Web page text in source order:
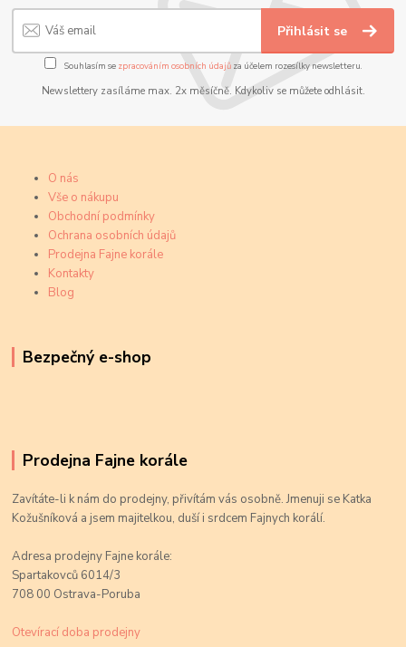
Přihlásit se
Souhlasím se zpracováním osobních údajůza účelem rozesílky newsletteru.
Newslettery zasíláme max. 2x měsíčně. Kdykoliv se můžete odhlásit.
O nás
Vše o nákupu
Obchodní podmínky
Ochrana osobních údajů
Prodejna Fajne korále
Kontakty
Blog
Bezpečný e-shop
Prodejna Fajne korále
Zavítáte-li k nám do prodejny, přivítám vás osobně. Jmenuji se Katka
Kožušníková a jsem majitelkou, duší i srdcem Fajnych korálí.
Adresa prodejny Fajne korále:
Spartakovců 6014/3
708 00 Ostrava-Poruba
Otevírací doba prodejny